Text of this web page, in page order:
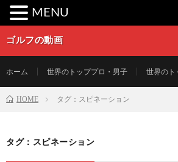
ゴルフの動画
ホーム 世界のトッププロ・男子 世界のト
HOME タグ：スピネーション
タグ：スピネーション
MENU